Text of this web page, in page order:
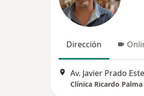
Dirección
Av. Javier Prado
Clínica Ricardo Palma